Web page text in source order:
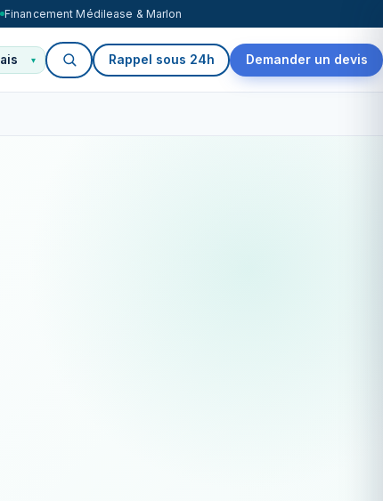
Financement Médilease & Marlon
Rappel sous 24h Demander un devis